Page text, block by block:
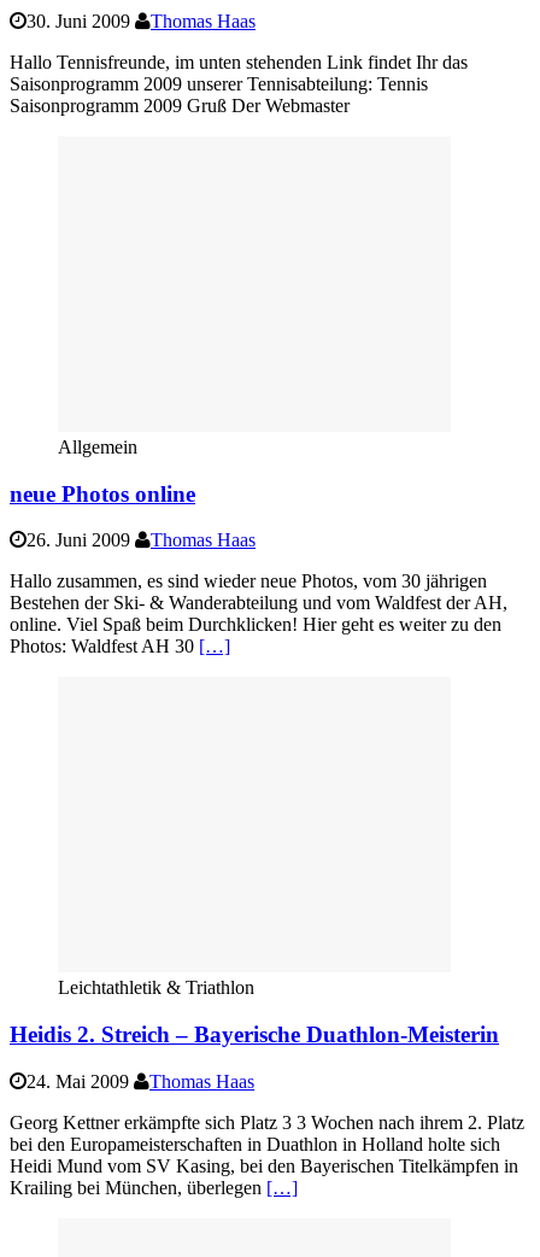
30. Juni 2009
Thomas Haas
Hallo Tennisfreunde, im unten stehenden Link findet Ihr das
Saisonprogramm 2009 unserer Tennisabteilung: Tennis
Saisonprogramm 2009 Gruß Der Webmaster
Allgemein
neue Photos online
26. Juni 2009
Thomas Haas
Hallo zusammen, es sind wieder neue Photos, vom 30 jährigen
Bestehen der Ski- & Wanderabteilung und vom Waldfest der AH,
online. Viel Spaß beim Durchklicken! Hier geht es weiter zu den
Photos: Waldfest AH 30 […]
Leichtathletik & Triathlon
Heidis 2. Streich – Bayerische Duathlon-Meisterin
24. Mai 2009
Thomas Haas
Georg Kettner erkämpfte sich Platz 3 3 Wochen nach ihrem 2. Platz
bei den Europameisterschaften in Duathlon in Holland holte sich
Heidi Mund vom SV Kasing, bei den Bayerischen Titelkämpfen in
Krailing bei München, überlegen […]